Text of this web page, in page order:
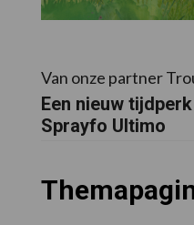
Van onze partner
Een nieuw
Sprayfo Ultimo